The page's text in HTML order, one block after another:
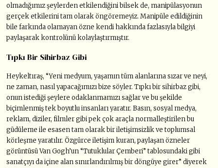
olmadığımız şeylerden etkilendiğini bilsek de, manipülasyonun
gerçek etkilerini tam olarak öngöremeyiz. Manipüle edildiğinin
bile farkında olamayan özne kendi hakkında fazlasıyla bilgiyi
paylaşarak kontrolünü kolaylaştırmıştır.
Tıpkı Bir Sihirbaz Gibi
Heykeltıraş, “Yeni medyum, yaşamın tüm alanlarına sızar ve neyi,
ne zaman, nasıl yapacağımızı bize söyler. Tıpkı bir sihirbaz gibi,
onun istediği şeylere odaklanmamızı sağlar ve bu şekilde
biçimlenmiş tek boyutlu insanları yaratır. Basın, sosyal medya,
reklam, diziler, filmler gibi pek çok araçla normalleştirilen bu
güdüleme ile esasen tam olarak bir iletişimsizlik ve toplumsal
körleşme yaratılır. Özgürce iletişim kuran, paylaşan özneler
görüntüsü Van Gogh’un “Tutuklular Çemberi” tablosundaki gibi
sanatçıyı da içine alan sınırlandırılmış bir döngüye girer” diyerek